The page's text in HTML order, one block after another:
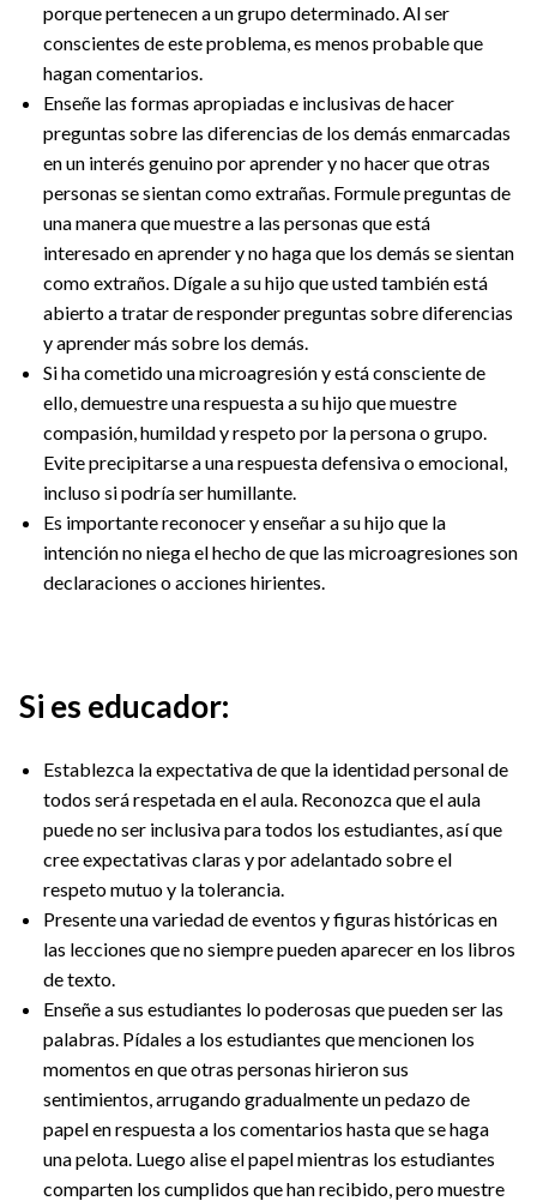
porque pertenecen a un grupo determinado. Al ser
conscientes de este problema, es menos probable que
hagan comentarios.
Enseñe las formas apropiadas e inclusivas de hacer
preguntas sobre las diferencias de los demás enmarcadas
en un interés genuino por aprender y no hacer que otras
personas se sientan como extrañas. Formule preguntas de
una manera que muestre a las personas que está
interesado en aprender y no haga que los demás se sientan
como extraños. Dígale a su hijo que usted también está
abierto a tratar de responder preguntas sobre diferencias
y aprender más sobre los demás.
Si ha cometido una microagresión y está consciente de
ello, demuestre una respuesta a su hijo que muestre
compasión, humildad y respeto por la persona o grupo.
Evite precipitarse a una respuesta defensiva o emocional,
incluso si podría ser humillante.
Es importante reconocer y enseñar a su hijo que la
intención no niega el hecho de que las microagresiones son
declaraciones o acciones hirientes.
Si es educador:
Establezca la expectativa de que la identidad personal de
todos será respetada en el aula. Reconozca que el aula
puede no ser inclusiva para todos los estudiantes, así que
cree expectativas claras y por adelantado sobre el
respeto mutuo y la tolerancia.
Presente una variedad de eventos y figuras históricas en
las lecciones que no siempre pueden aparecer en los libros
de texto.
Enseñe a sus estudiantes lo poderosas que pueden ser las
palabras. Pídales a los estudiantes que mencionen los
momentos en que otras personas hirieron sus
sentimientos, arrugando gradualmente un pedazo de
papel en respuesta a los comentarios hasta que se haga
una pelota. Luego alise el papel mientras los estudiantes
comparten los cumplidos que han recibido, pero muestre